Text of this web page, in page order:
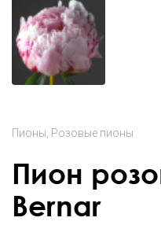
Пионы Розовые пионы
Пион
Bernar